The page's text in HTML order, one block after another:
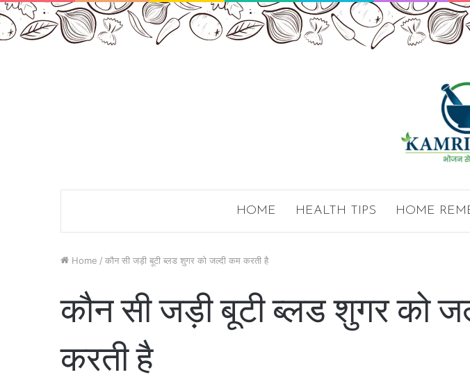
HOME HEALTH TIPS HOME
Home / कौन सी जड़ी बूटी ब्लड शुगर को जल्दी कम करती है
कौन सी जड़ी बूटी ब्लड शुगर को
करती है